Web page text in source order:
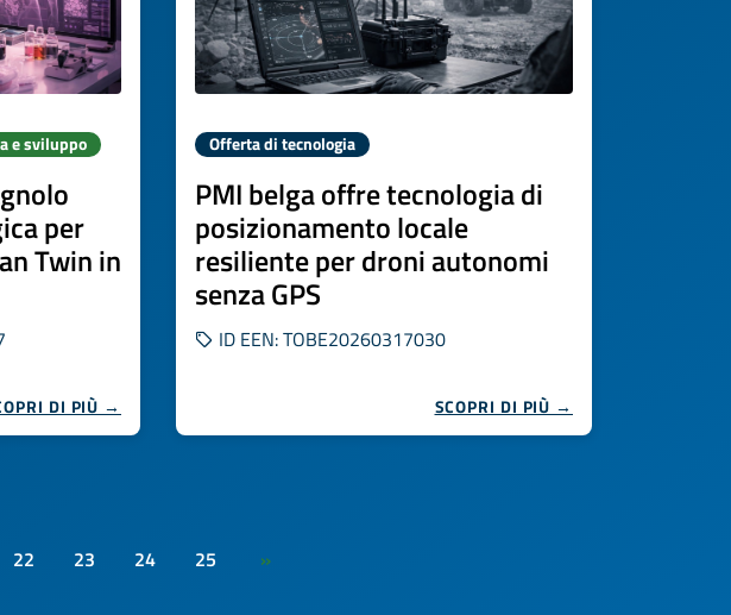
e sviluppo
per
Twin in
DI PIÙ →
Offerta di tecnologia
PMI belga offre tecnologia di
posizionamento locale
resiliente per droni autonomi
senza GPS
ID EEN: TOBE20260317030
SCOPRI DI PIÙ →
22 23 24 25 »